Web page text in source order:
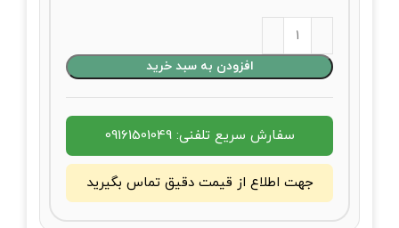
افزودن به سبد خرید
سفارش سریع تلفنی: 09161501049
جهت اطلاع از قیمت دقیق تماس بگیرید